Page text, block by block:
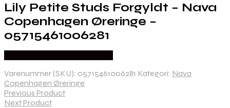
Lily Petite Studs Forgyldt – Nava
Copenhagen Øreringe –
05715461006281
Varenummer (SKU): 05715461006281 Kategori: Nava
Copenhagen Øreringe
Previous Product
Next Product